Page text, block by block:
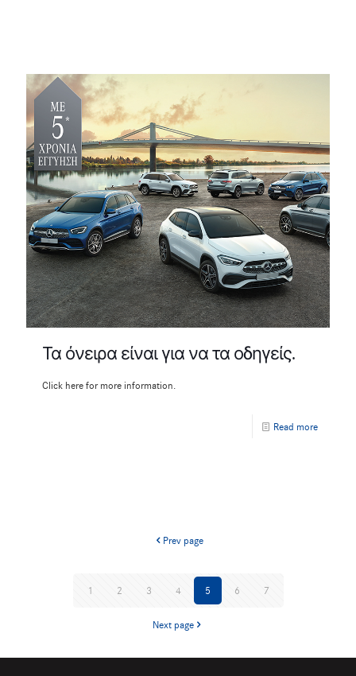
Τα όνειρα είναι για να τα οδηγείς.
Click here for more information.
Read more
Prev page
1 2 3 4 5 6 7
Next page